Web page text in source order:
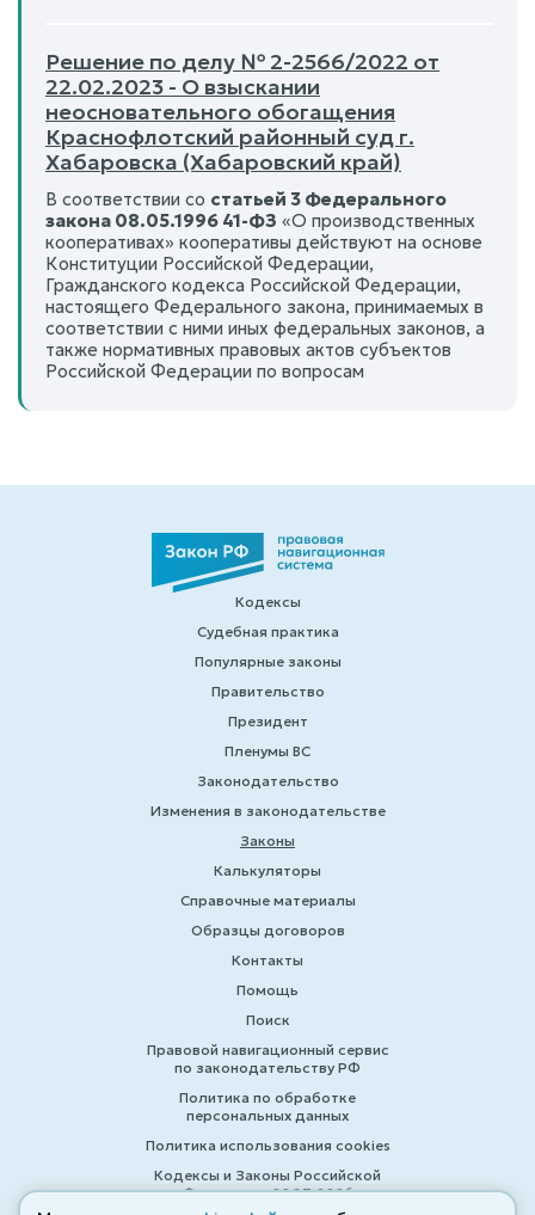
Решение по делу № 2-2566/2022 от
22.02.2023 - О взыскании
неосновательного обогащения
Краснофлотский районный суд г.
Хабаровска (Хабаровский край)
В соответствии со статьей 3 Федерального
закона 08.05.1996 41-ФЗ «О производственных
кооперативах» кооперативы действуют на основе
Конституции Российской Федерации,
Гражданского кодекса Российской Федерации,
настоящего Федерального закона, принимаемых в
соответствии с ними иных федеральных законов, а
также нормативных правовых актов субъектов
Российской Федерации по вопросам
Кодексы
Судебная практика
Популярные законы
Правительство
Президент
Пленумы ВС
Законодательство
Изменения в законодательстве
Законы
Калькуляторы
Справочные материалы
Образцы договоров
Контакты
Помощь
Поиск
Правовой навигационный сервис
по законодательству РФ
Политика по обработке
персональных данных
Политика использования cookies
Кодексы и Законы Российской
Федерации 2007-2026